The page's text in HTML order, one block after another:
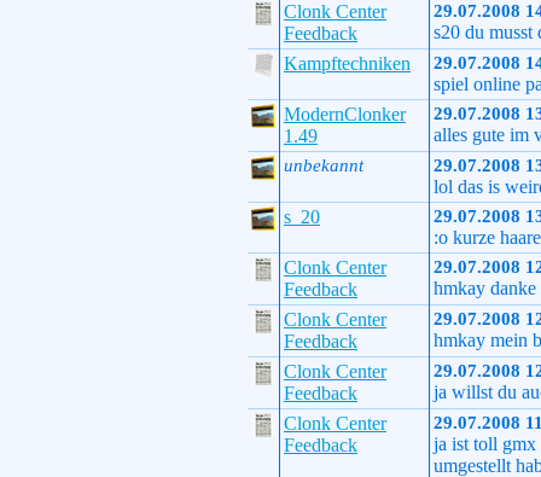
Clonk Center
Feedback
29.07.2008
s20 du musst
Kampftechniken
29.07.2008
spiel online
ModernClonker
1.49
29.07.2008
alles gute im
unbekannt 29.07.2008
lol das is
s_20
29.07.2008
:o kurze
Clonk Center
Feedback
29.07.2008
hmkay danke
Clonk Center
Feedback
29.07.2008
hmkay mein
Clonk Center
Feedback
29.07.2008
ja willst du
Clonk Center
Feedback
29.07.2008
ja ist toll gmx
umgestellt